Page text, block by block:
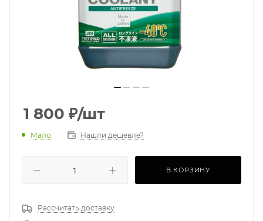
1 800 ₽/шт
Мало Нашли дешевле?
В КОРЗИНУ
Рассчитать доставку